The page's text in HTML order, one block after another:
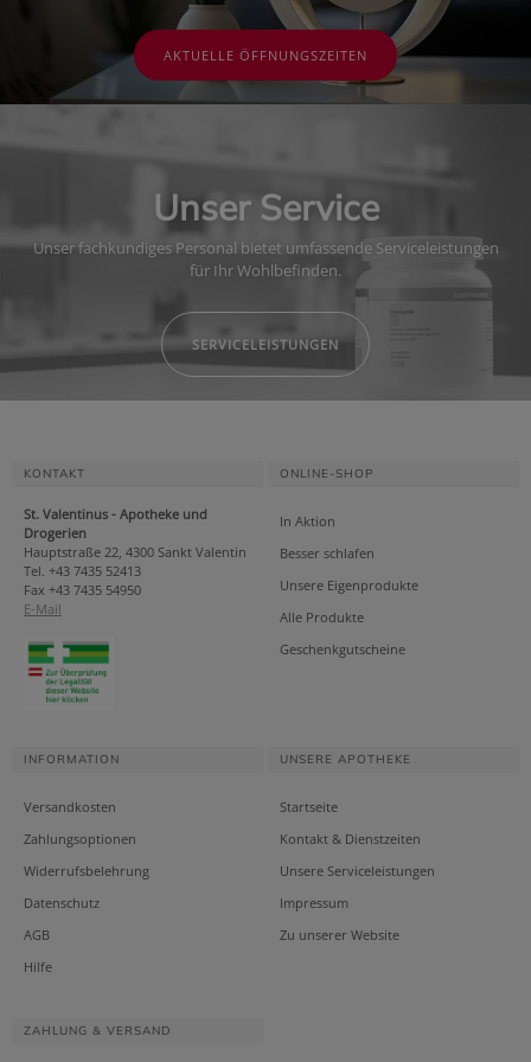
AKTUELLE ÖFFNUNGSZEITEN
Unser Service
Unser fachkundiges Personal bietet umfassende Serviceleistungen
für Ihr Wohlbefinden.
SERVICELEISTUNGEN
KONTAKT
St. Valentinus - Apotheke und
Drogerien
Hauptstraße 22, 4300 Sankt Valentin
Tel. +43 7435 52413
Fax +43 7435 54950
E-Mail
ONLINE-SHOP
In Aktion
Besser schlafen
Unsere Eigenprodukte
Alle Produkte
Geschenkgutscheine
INFORMATION
Versandkosten
Zahlungsoptionen
Widerrufsbelehrung
Datenschutz
AGB
Hilfe
UNSERE APOTHEKE
Startseite
Kontakt & Dienstzeiten
Unsere Serviceleistungen
Impressum
Zu unserer Website
ZAHLUNG & VERSAND